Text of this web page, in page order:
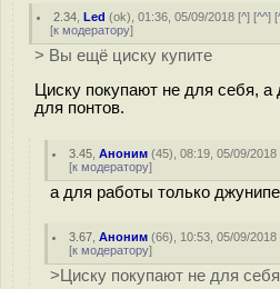
2.34 ,Led (ok), 01:36, 05/09/2018 [^] [^^] [
[к модератору]
> Вы ещё циску купите
Циску покупают не для себя, а
для понтов.
3.45 ,Аноним (45), 08:19, 05/09/2018
[к модератору]
а для работы только
3.67 ,Аноним (66), 10:53, 05/09/2018
[к модератору]
>Циску покупают не для